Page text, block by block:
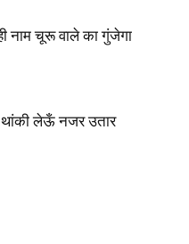
नाम चूरू वाले का गुंजेगा
थांकी लेऊँ नजर उतार